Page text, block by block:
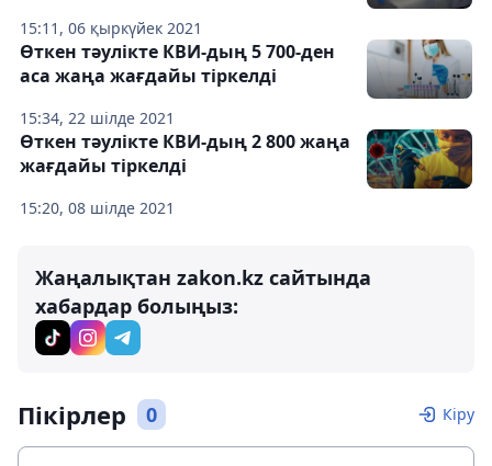
15:11, 06 қыркүйек 2021
15:34, 22 шілде 2021
Өткен тәулікте КВИ-дың 5 700-ден
аса жаңа жағдайы тіркелді
15:20, 08 шілде 2021
Өткен тәулікте КВИ-дың 2 800 жаңа
жағдайы тіркелді
Жаңалықтан zakon.kz сайтында
хабардар болыңыз:
Пікірлер 0 Кіру